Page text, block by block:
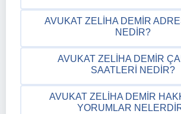
AVUKAT ZELIHA DEMIR
NEDIR?
AVUKAT ZELIHA DEMIR
SAATLERI NEDIR?
AVUKAT ZELIHA DEMIR
YORUMLAR